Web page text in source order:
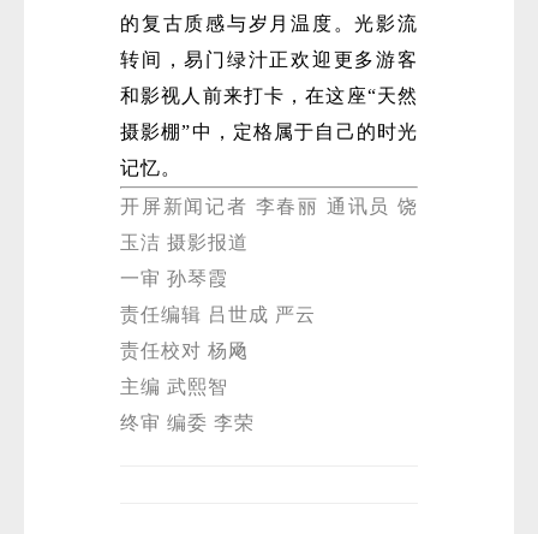
的复古质感与岁月温度。光影流
转间，易门绿汁正欢迎更多游客
和影视人前来打卡，在这座“天然
摄影棚”中，定格属于自己的时光
记忆。
开屏新闻记者 李春丽 通讯员 饶
玉洁 摄影报道
一审 孙琴霞
责任编辑 吕世成 严云
责任校对 杨飏
主编 武熙智
终审 编委 李荣